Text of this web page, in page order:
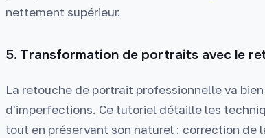
nettement supérieur.
5. Transformation de portraits avec le
La retouche de portrait professionnelle va
d'imperfections. Ce tutoriel détaille les
tout en préservant son naturel : correction de